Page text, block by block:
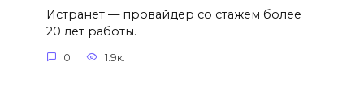
Истранет — провайдер со стажем более
20 лет работы.
0 1.9к.